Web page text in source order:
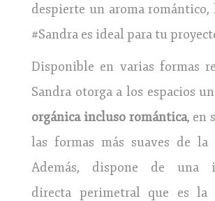
despierte un aroma romántico,
#Sandra es ideal para tu
Disponible en varias formas
Sandra otorga a los espacios
orgánica incluso romántica, en
las formas más suaves de la
Además, dispone de una
directa perimetral que es la